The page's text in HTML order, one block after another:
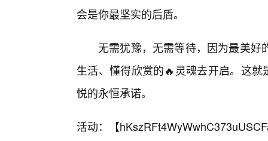
会是你最坚实的后盾。
无需犹豫，无需等待，因为最美
生活、懂得欣赏的🔥灵魂去开启。这
悦的永恒承诺。
活动：【